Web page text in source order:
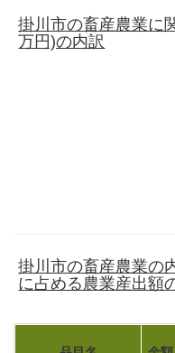
掛川市の畜産農業に
万円)の内訳
掛川市の畜産農業の
に占める農業産出額